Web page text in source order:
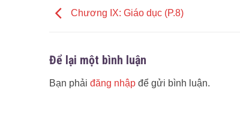
Chương IX: Giáo dục (P.8)
Để lại một bình luận
Bạn phải đăng nhập để gửi bình luận.